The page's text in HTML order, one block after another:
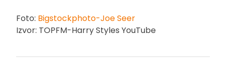
Foto: Bigstockphoto-Joe Seer
Izvor: TOPFM-Harry Styles YouTube